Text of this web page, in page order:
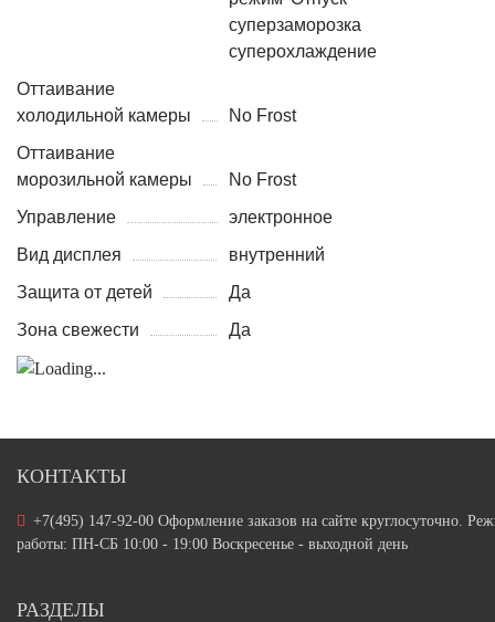
суперзаморозка
суперохлаждение
Оттаивание
холодильной камеры
No Frost
Оттаивание
морозильной камеры
No Frost
Управление
электронное
Вид дисплея
внутренний
Защита от детей
Да
Зона свежести
Да
КОНТАКТЫ
+7(495) 147-92-00 Оформление заказов на сайте круглосуточно.
работы: ПН-СБ 10:00 - 19:00 Воскресенье - выходной день
РАЗДЕЛЫ